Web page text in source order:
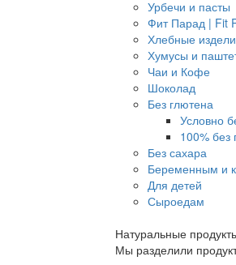
Урбечи и пасты
Фит Парад | Fit
Хлебные
Хумусы и
Чаи и Кофе
Шоколад
Без глютена
Условно
100% без
Без сахара
Беременным и
Для детей
Сыроедам
Натуральные
Мы разделили